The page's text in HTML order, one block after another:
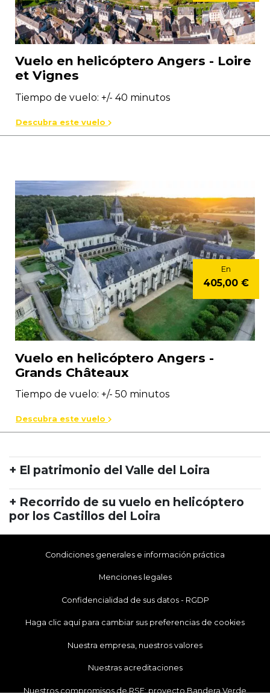
Vuelo en helicóptero Angers - Loire
et Vignes
Tiempo de vuelo: +/- 40 minutos
Descubra este vuelo
Vuelo en helicóptero Angers -
Grands Châteaux
Tiempo de vuelo: +/- 50 minutos
En
405,00 €
Descubra este vuelo
+ El patrimonio del Valle del Loira
+ Recorrido de su vuelo en helicóptero
por los Castillos del Loira
Condiciones generales e información práctica
Menciones legales
Confidencialidad de sus datos - RGDP
Haga clic aquí para cambiar sus preferencias de cookies
Nuestra empresa, nuestros valores
Nuestras acreditaciones
Nuestros compromisos de RSE: proyecto Bandera Verde